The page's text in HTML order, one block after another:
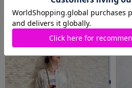
2026.08.06
Samantha Thavasa